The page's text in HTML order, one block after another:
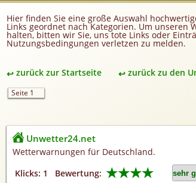
Hier finden Sie eine große Auswahl
Links geordnet nach Kategorien. Um unseren
halten, bitten wir Sie, uns tote Links oder
Nutzungsbedingungen verletzen zu melden.
zurück zur Startseite zurück zu den
Seite 1
Unwetter24.net
Wetterwarnungen für Deutschland.
Klicks: 1
Bewertung: ★★★★